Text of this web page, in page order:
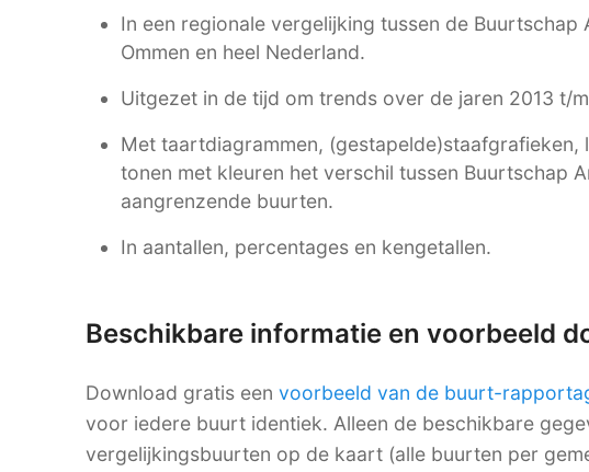
In een regionale vergelijking tussen de
Ommen en heel Nederland.
Uitgezet in de tijd om trends over de jaren 2013 t/
Met taartdiagrammen, (gestapelde)staafgrafieken,
tonen met kleuren het verschil tussen Buurtschap
aangrenzende buurten.
In aantallen, percentages en kengetallen.
Beschikbare informatie en voorbeeld
Download gratis een voorbeeld van de buurt-
voor iedere buurt identiek. Alleen de beschikbare
vergelijkingsbuurten op de kaart (alle buurten per